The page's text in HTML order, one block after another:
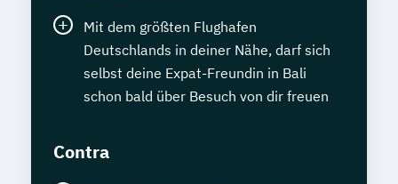
Geschäftsführung für Kleinbetriebe
Grundwissen Psychologie
Gutes Deutsch in Beruf und Alltag
Hauptschulabschluss mit Englisch
Haustechnik
Mit dem größten Flughafen
Deutschlands in deiner Nähe, darf sich
selbst deine Expat-Freundin in Bali
schon bald über Besuch von dir freuen
Contra